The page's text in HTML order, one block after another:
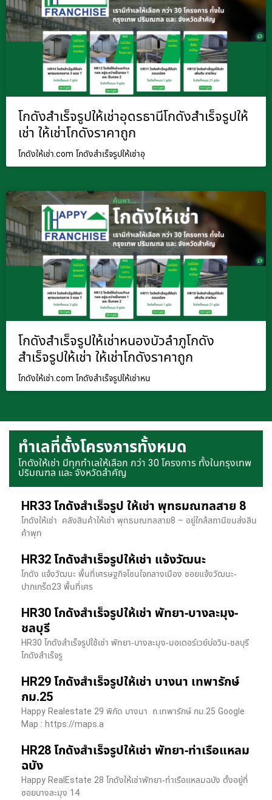
โกดังสำเร็จรูปให้เช่าอุดรธานีโกดังสำเร็จรูปให้
เช่า ให้เช่าโกดังราคาถูก
โกดังให้เช่า.com โกดังสำเร็จรูปให้เช่าอุ
โกดังสำเร็จรูปให้เช่าหนองบัวลำภูโกดัง
สำเร็จรูปให้เช่า ให้เช่าโกดังราคาถูก
โกดังให้เช่า.com โกดังสำเร็จรูปให้เช่าหน
ทำเลที่ตั้งโครงการทั้งหมด
โกดังให้เช่า มีทุกทำเลให้เลือก กว่า 30 โครงการ ทั้งในกรุงเทพ
ปริมณฑล และ จังหวัดสำคัญ
HR33 โกดังสำเร็จรูป ให้เช่า พุทธมณฑลสาย 8
โกดังให้เช่า คลังสินค้าให้เช่า พุทธมณฑลสาย8 – อยู่ใกล้สถานีขนส่งสิน
ค้าพุท
HR32 โกดังสำเร็จรูปให้เช่า แจ้งวัฒนะ
โกดัง แจ้งวัฒนะ พื้นที่เศรษฐกิจโซนใจกลางเมือง ซอยแจ้งวัฒนะ-
ปากเกร็ด23 พื้นที่เศร
HR30 โกดังสำเร็จรูปให้เช่า พัทยา-บางละมุง-
ชลบุรี
HR30 โกดังสำเร็จรูปใช้เช่า พัทยา-บางละมุง-มอเตอร์เวย์บ่อวิน-ชลบุรี
โกดังสำเร็จรู
HR29 โกดังสำเร็จรูปให้เช่า บางนา เทพารักษ์
กม.25
Happy Realestate 29 พิกัด บางนา​ ถ.เทพารักษ์ กม.25 Google
Map : ​https://maps.a
HR28 โกดังสำเร็จรูปให้เช่า พัทยา-ท่าเรือแหลม
ฉบัง
Happy RealEstate 28 โกดังให้เช่าพัทยา-ท่าเรือแหลมฉบัง ตั้งอยู่ที่
ซอยบางละมุง 14